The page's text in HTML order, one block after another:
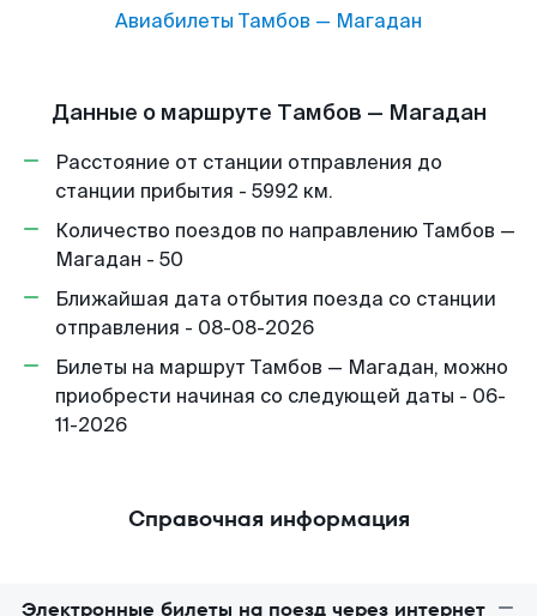
Авиабилеты Тамбов — Магадан
Данные о маршруте Тамбов — Магадан
Расстояние от станции отправления до
станции прибытия - 5992 км.
Количество поездов по направлению Тамбов —
Магадан - 50
Ближайшая дата отбытия поезда со станции
отправления - 08-08-2026
Билеты на маршрут Тамбов — Магадан, можно
приобрести начиная со следующей даты - 06-
11-2026
Справочная информация
Электронные билеты на поезд через интернет